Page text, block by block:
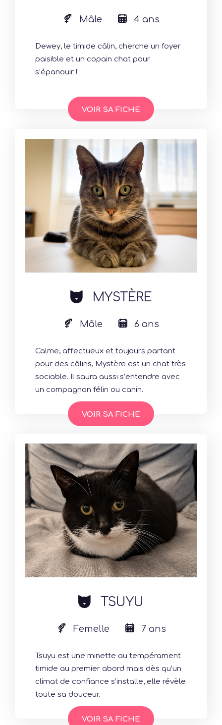
Mâle 4 ans
Dewey, le timide câlin, cherche un foyer
paisible et un copain chat pour
s’épanouir !
VOIR SA FICHE
cat MYSTÈRE
Mâle 6 ans
Calme, affectueux et toujours partant
pour des câlins, Mystère est un chat très
sociable. Il saura aussi s’entendre avec
un compagnon félin ou canin.
VOIR SA FICHE
cat TSUYU
Femelle 7 ans
Tsuyu est une minette au tempérament
timide au premier abord mais dès qu’un
climat de confiance s’installe, elle révèle
toute sa douceur.
VOIR SA FICHE